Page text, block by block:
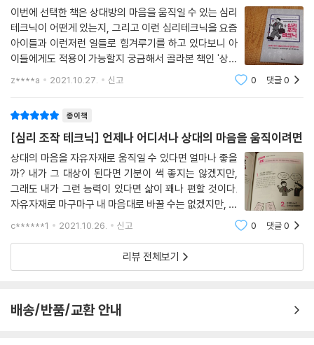
이번에 선택한 책은 상대방의 마음을 움직일 수 있는 심리
테크닉이 어떤게 있는지, 그리고 이런 심리테크닉을 요즘
아이들과 이런저런 일들로 힘겨루기를 하고 있다보니 아
이들에게도 적용이 가능할지 궁금해서 골라본 책인 '상대
의 마음을 움직이는 심리조작 테크닉'이란 책이다. 일상생
z****a 2021.10.27. 신고 0 댓글0
종이책
[심리 조작 테크닉] 언제나 어디서나 상대의 마음을 움직이려면
상대의 마음을 자유자재로 움직일 수 있다면 얼마나 좋을
까? 내가 그 대상이 된다면 기분이 썩 좋지는 않겠지만,
그래도 내가 그런 능력이 있다면 삶이 꽤나 편할 것이다.
자유자재로 마구마구 내 마음대로 바꿀 수는 없겠지만, 적
어도 상황을 나에게 유리한 쪽으로 몰아갈 수 있는 방법이
서 우위를 차지한다는 건 아닌 경우보
c******1 2021.10.26. 신고 0 댓글0
리뷰 전체보기
배송/반품/교환 안내